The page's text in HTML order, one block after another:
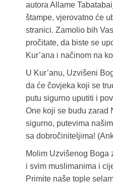
autora Allame
štampe, vjerovatno će
stranici. Zamolio bih
pročitate, da biste se
Kur’ana i načinom na
U Kur’anu, Uzvišeni
da će čovjeka koji se
putu sigurno uputiti i
One koji se budu zarad
sigurno, putevima
sa dobročiniteljima!
Molim Uzvišenog Boga
i svim muslimanima i
Primite naše tople